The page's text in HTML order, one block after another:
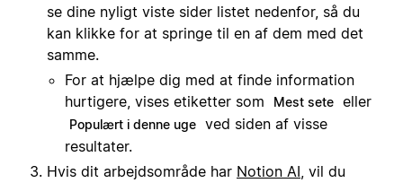
se dine nyligt viste sider listet nedenfor, så du
kan klikke for at springe til en af dem med det
samme.
For at hjælpe dig med at finde information
hurtigere, vises etiketter som
Mest sete eller
Populært i denne uge ved siden af visse
resultater.
Hvis dit arbejdsområde har Notion AI, vil du